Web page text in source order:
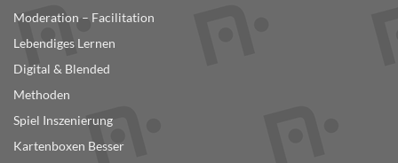
Moderation – Facilitation
Lebendiges Lernen
Digital & Blended
Methoden
Spiel Inszenierung
Kartenboxen Besser